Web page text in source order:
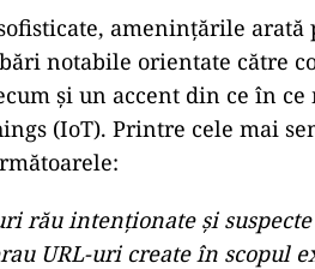
amenințările arată
notabile orientate către
și un accent din ce în ce
(IoT). Printre cele mai
rău intenționate și
URL-uri create în scopul